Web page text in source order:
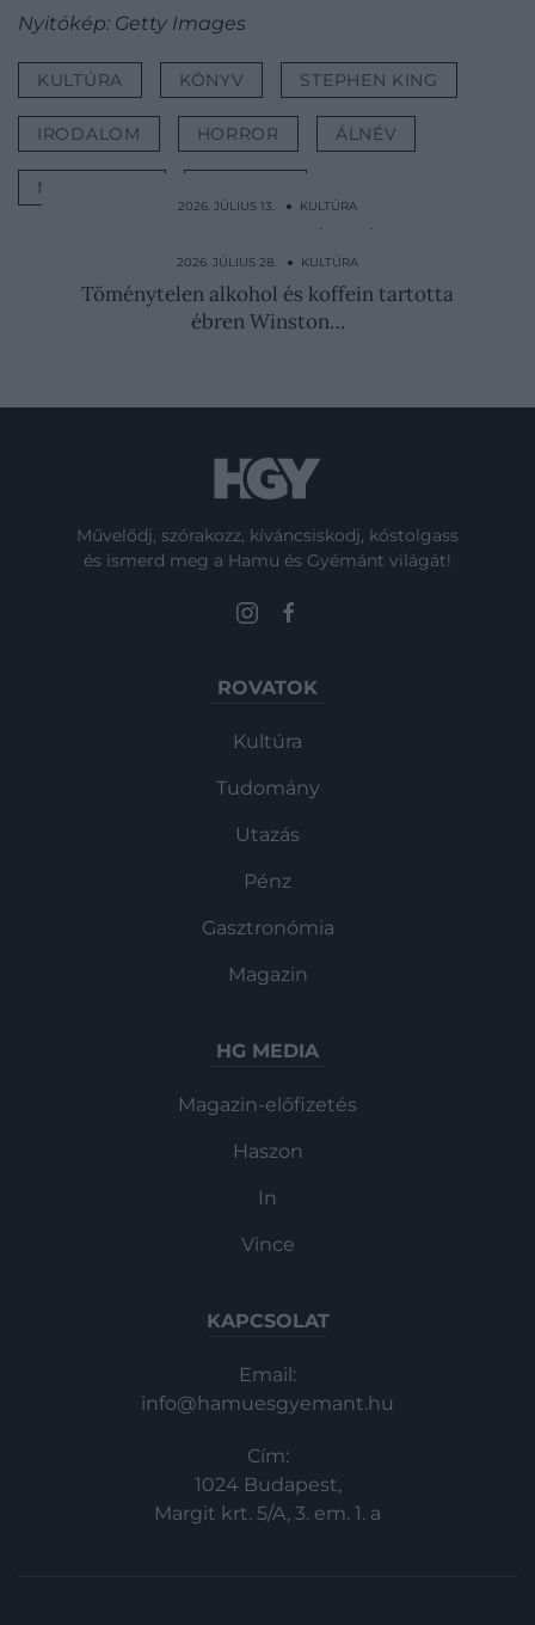
Nyitókép: Getty Images
KULTÚRA KÖNYV STEPHEN KING
IRODALOM HORROR ÁLNÉV
MARKETING
2026. JÚLIUS 13. ● KULTÚRA
VIII. Henrik különleges halált szánt Boleyn
Annának
2026. JÚLIUS 28. ● KULTÚRA
Töménytelen alkohol és koffein tartotta
ébren Winston…
Művelődj, szórakozz, kíváncsiskodj, kóstolgass
és ismerd meg a Hamu és Gyémánt világát!
ROVATOK
Kultúra
Tudomány
Utazás
Pénz
Gasztronómia
Magazin
HG MEDIA
Magazin-előfizetés
Haszon
In
Vince
KAPCSOLAT
Email:
info@hamuesgyemant.hu
Cím:
1024 Budapest,
Margit krt. 5/A, 3. em. 1. a